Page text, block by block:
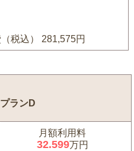
税込） 281,575円
ランD
月額利用料
32.599万円